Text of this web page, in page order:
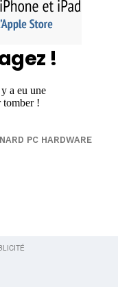
!
PC HARDWARE